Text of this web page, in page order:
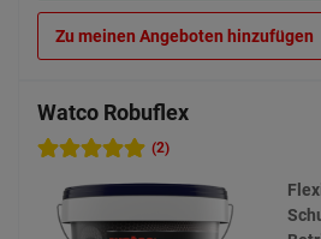
Zu meinen Angeboten hinzufügen
Watco Robuflex
(2)